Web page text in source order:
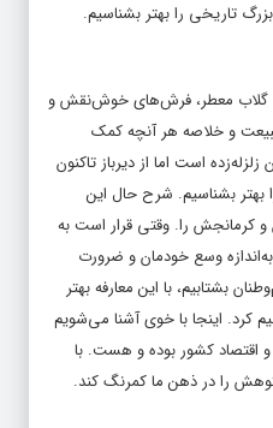
تاریخی را بهتر بشناسیم.
گلاب معطر، فرش‌های خوش‌نقش و
و خلاصه هر آنچه کمک
است اما از دیرباز تاکنون
بهتر بشناسیم. شرح حال این
کرمانجش را. وقتی قرار است به
وسع خودمان و ضرورت
بشتابیم، با این معارفه بهتر
کرد. اینجا با خوی آشنا می‌شویم
اقتصاد کشور بوده و هست. با
را در ذهن ما کمرنگ کند.